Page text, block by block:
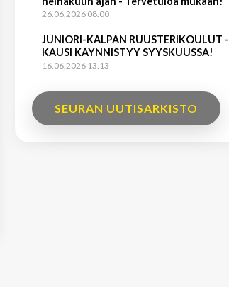
26.06.2026 08.00
JUNIORI-KALPAN RUUSTERIKOULUT -
KAUSI KÄYNNISTYY SYYSKUUSSA!
16.06.2026 13.13
SEURAN UUTISARKISTO